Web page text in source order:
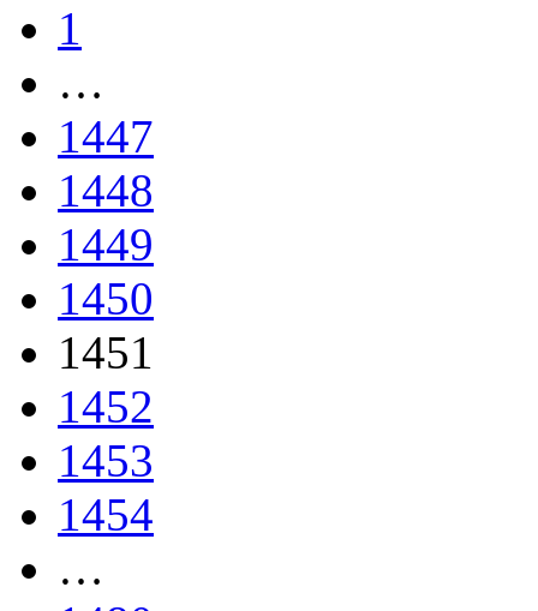
1
…
1447
1448
1449
1450
1451
1452
1453
1454
…